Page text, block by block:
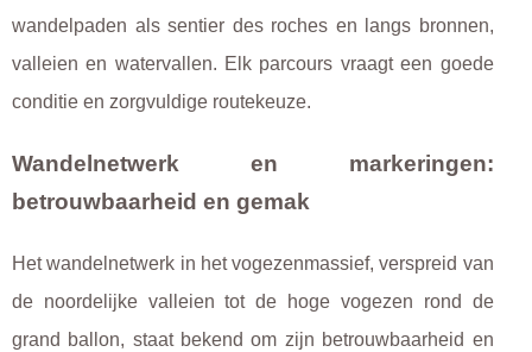
wandelpaden als sentier des roches en langs bronnen,
valleien en watervallen. Elk parcours vraagt een goede
conditie en zorgvuldige routekeuze.
Wandelnetwerk en markeringen:
betrouwbaarheid en gemak
Het wandelnetwerk in het vogezenmassief, verspreid van
de noordelijke valleien tot de hoge vogezen rond de
grand ballon, staat bekend om zijn betrouwbaarheid en